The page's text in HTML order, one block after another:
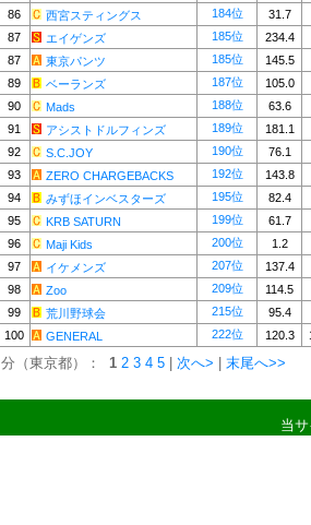
86
西宮スティングス 184位
31.7
87
エイゲンズ 185位
234.4
87
東京パンツ 185位
145.5
89
ベーランズ 187位
105.0
90
Mads 188位
63.6
91
アシストドルフィンズ 189位
181.1
92
S.C.JOY 190位
76.1
93
ZERO CHARGEBACKS 192位
143.8
94
みずほインベスターズ 195位
82.4
95
KRB SATURN 199位
61.7
96
Maji Kids 200位
1.2
97
イケメンズ 207位
137.4
98
Zoo 209位
114.5
99
荒川野球会 215位
95.4
100
GENERAL 222位 120.3
分（東京都）： 1 2 3 4 5 次へ> 末尾へ>>
当